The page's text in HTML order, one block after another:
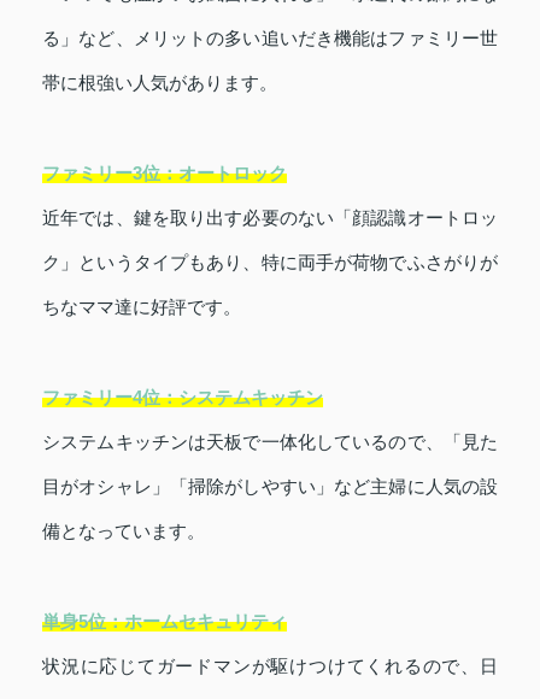
る」など、メリットの多い追いだき機能はファミリー世
帯に根強い人気があります。
ファミリー3位：オートロック
近年では、鍵を取り出す必要のない「顔認識オートロッ
ク」というタイプもあり、特に両手が荷物でふさがりが
ちなママ達に好評です。
ファミリー4位：システムキッチン
システムキッチンは天板で一体化しているので、「見た
目がオシャレ」「掃除がしやすい」など主婦に人気の設
備となっています。
単身5位：ホームセキュリティ
状況に応じてガードマンが駆けつけてくれるので、日